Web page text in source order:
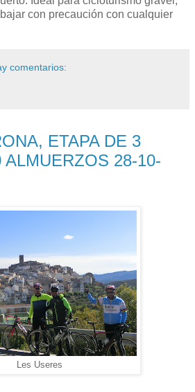
con precaución con cualquier
comentarios:
ETAPA DE 3
28-10-
Les Useres